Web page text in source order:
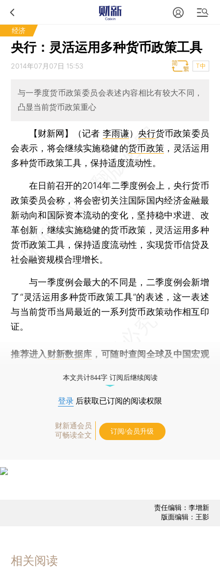
经济
央行：灵活运用多种货币政策工具
2014年07月07日 15:53 T中
与一季度货币政策委员会表述内容相比有较大不同，
凸显当前货币政策重心
【财新网】（记者 李雨谦） 央行货币政策委员
会表示，将会继续实施稳健的货币政策 ，灵活运用
多种货币政策工具，保持适度流动性。
在日前召开的2014年二季度例会上，央行货币
政策委员会称，将会密切关注国际国内经济金融最
新动向和国际资本流动的变化，坚持稳中求进、改
革创新，继续实施稳健的货币政策，灵活运用多种
货币政策工具，保持适度流动性，实现货币信贷及
社会融资规模合理增长。
与一季度例会最大的不同是，二季度例会新增
了“灵活运用多种货币政策工具”的表述，这一表述
与当前货币当局最近的一系列货币政策动作相互印
证。
推荐进入 财新数据库 ，可随时查阅全球及中国宏观
本文共计844字 订阅后继续阅读
登录 后获取已订阅的阅读权限
财新通会员
可畅读全文
订阅/会员升级
责任编辑：李增新
版面编辑：王影
相关阅读